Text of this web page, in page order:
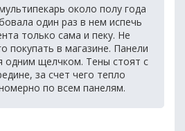
около полу года
один раз в нем испечь
только сама и пеку. Не
покупать в магазине. Панели
одним щелчком. Тены стоят с
за счет чего тепло
по всем панелям.